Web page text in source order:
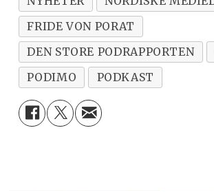
FRIDE VON PORAT
DEN STORE PODRAPPORTEN
PODIMO
PODKAST